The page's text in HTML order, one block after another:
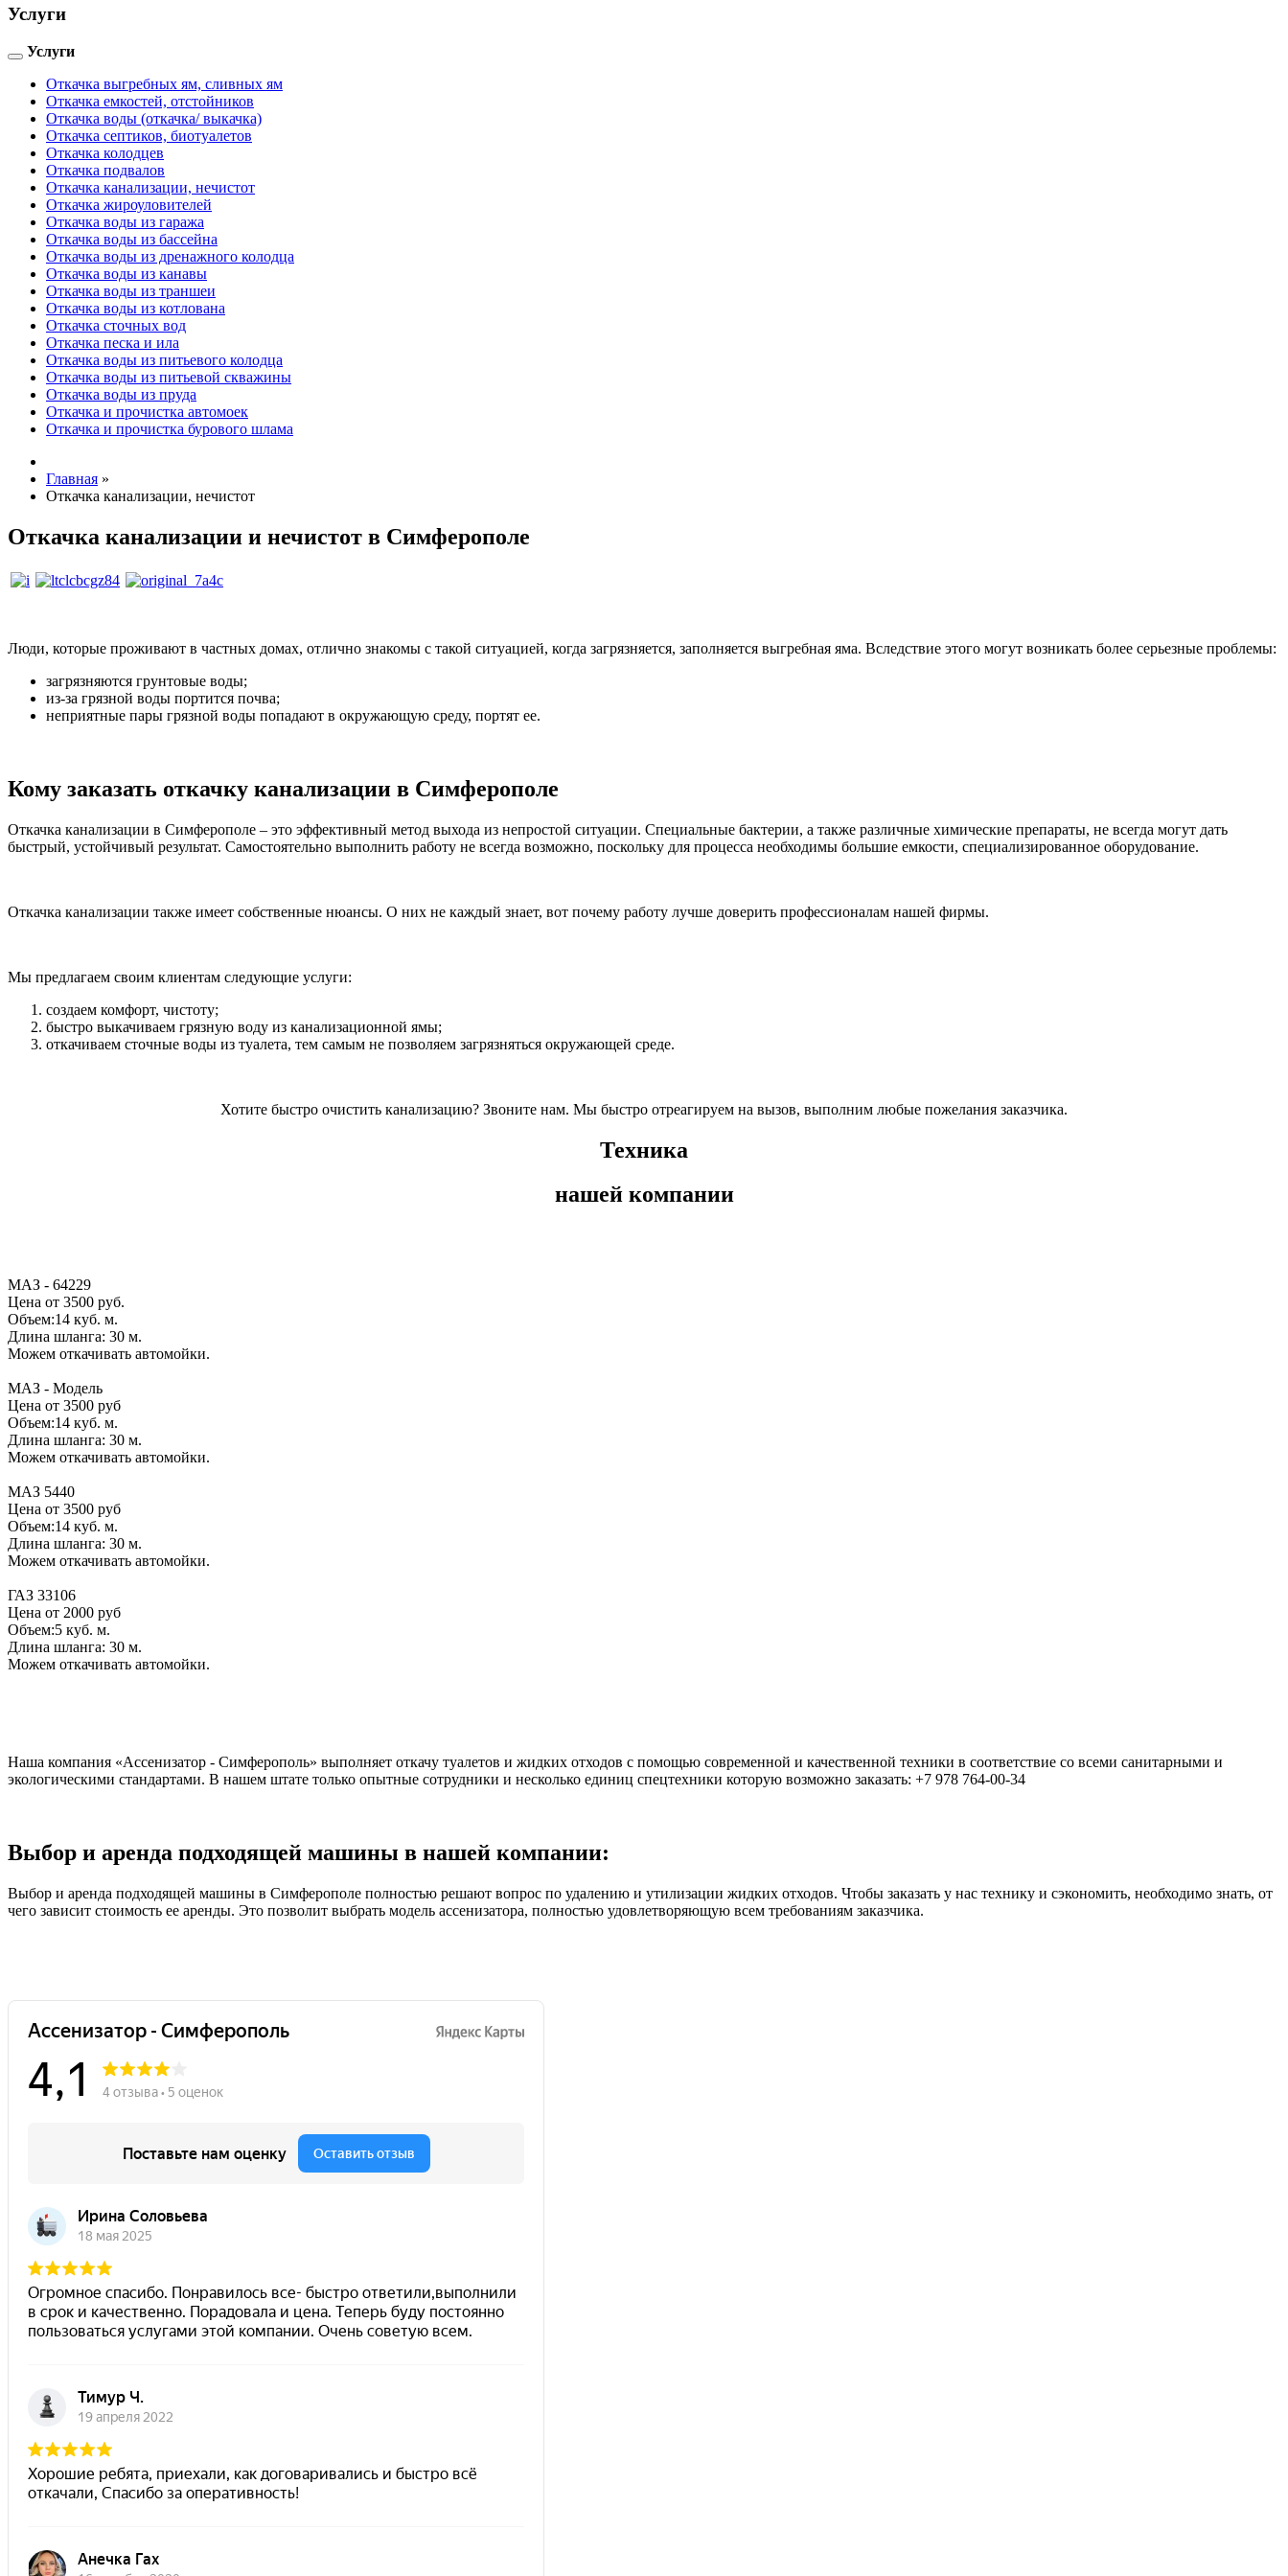
Услуги
Toggle
navigation
Услуги
Откачка выгребных ям, сливных ям
Откачка емкостей, отстойников
Откачка воды (откачка/ выкачка)
Откачка септиков, биотуалетов
Откачка колодцев
Откачка подвалов
Откачка канализации, нечистот
Откачка жироуловителей
Откачка воды из гаража
Откачка воды из бассейна
Откачка воды из дренажного колодца
Откачка воды из канавы
Откачка воды из траншеи
Откачка воды из котлована
Откачка сточных вод
Откачка песка и ила
Откачка воды из питьевого колодца
Откачка воды из питьевой скважины
Откачка воды из пруда
Откачка и прочистка автомоек
Откачка и прочистка бурового шлама
Главная »
Откачка канализации, нечистот
Откачка канализации и нечистот в Симферополе
Люди, которые проживают в частных домах, отлично знакомы с такой ситуацией, когда загрязняется, заполняется выгребная яма. Вследствие этого могут возникать более серьезные проблемы:
загрязняются грунтовые воды;
из-за грязной воды портится почва;
неприятные пары грязной воды попадают в окружающую среду, портят ее.
Кому заказать откачку канализации в Симферополе
Откачка канализации в Симферополе – это эффективный метод выхода из непростой ситуации. Специальные бактерии, а также различные химические препараты, не всегда могут дать
быстрый, устойчивый результат. Самостоятельно выполнить работу не всегда возможно, поскольку для процесса необходимы большие емкости, специализированное оборудование.
Откачка канализации также имеет собственные нюансы. О них не каждый знает, вот почему работу лучше доверить профессионалам нашей фирмы.
Мы предлагаем своим клиентам следующие услуги:
создаем комфорт, чистоту;
быстро выкачиваем грязную воду из канализационной ямы;
откачиваем сточные воды из туалета, тем самым не позволяем загрязняться окружающей среде.
Хотите быстро очистить канализацию? Звоните нам. Мы быстро отреагируем на вызов, выполним любые пожелания заказчика.
Техника
нашей компании
МАЗ - 64229
Цена от 3500 руб.
Объем:14 куб. м.
Длина шланга: 30 м.
Можем откачивать автомойки.
МАЗ - Модель
Цена от 3500 руб
Объем:14 куб. м.
Длина шланга: 30 м.
Можем откачивать автомойки.
МАЗ 5440
Цена от 3500 руб
Объем:14 куб. м.
Длина шланга: 30 м.
Можем откачивать автомойки.
ГАЗ 33106
Цена от 2000 руб
Объем:5 куб. м.
Длина шланга: 30 м.
Можем откачивать автомойки.
Наша компания «Ассенизатор - Симферополь» выполняет откачу туалетов и жидких отходов с помощью современной и качественной техники в соответствие со всеми санитарными и
экологическими стандартами. В нашем штате только опытные сотрудники и несколько единиц спецтехники которую возможно заказать: +7 978 764-00-34
Выбор и аренда подходящей машины в нашей компании:
Выбор и аренда подходящей машины в Симферополе полностью решают вопрос по удалению и утилизации жидких отходов. Чтобы заказать у нас технику и сэкономить, необходимо знать, от
чего зависит стоимость ее аренды. Это позволит выбрать модель ассенизатора, полностью удовлетворяющую всем требованиям заказчика.